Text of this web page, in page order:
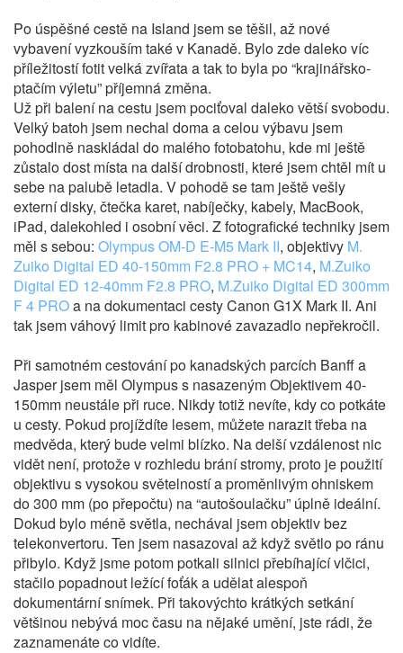
Po úspěšné cestě na Island jsem se těšil, až nové
vybavení vyzkouším také v Kanadě. Bylo zde daleko víc
příležitostí fotit velká zvířata a tak to byla po “krajinářsko-
ptačím výletu” příjemná změna.
Už při balení na cestu jsem pociťoval daleko větší svobodu.
Velký batoh jsem nechal doma a celou výbavu jsem
pohodlně naskládal do malého fotobatohu, kde mi ještě
zůstalo dost místa na další drobnosti, které jsem chtěl mít u
sebe na palubě letadla. V pohodě se tam ještě vešly
externí disky, čtečka karet, nabíječky, kabely, MacBook,
iPad, dalekohled i osobní věci. Z fotografické techniky jsem
měl s sebou: Olympus OM-D E-M5 Mark II, objektivy M.
Zuiko Digital ED 40-150mm F2.8 PRO + MC14, M.Zuiko
Digital ED 12-40mm F2.8 PRO, M.Zuiko Digital ED 300mm
F 4 PROa na dokumentaci cesty Canon G1X Mark II. Ani
tak jsem váhový limit pro kabinové zavazadlo nepřekročil.
Při samotném cestování po kanadských parcích Banff a
Jasper jsem měl Olympus s nasazeným Objektivem 40-
150mm neustále při ruce. Nikdy totiž nevíte, kdy co potkáte
u cesty. Pokud projíždíte lesem, můžete narazit třeba na
medvěda, který bude velmi blízko. Na delší vzdálenost nic
vidět není, protože v rozhledu brání stromy, proto je použití
objektivu s vysokou světelností a proměnlivým ohniskem
do 300 mm (po přepočtu) na “autošoulačku” úplně ideální.
Dokud bylo méně světla, nechával jsem objektiv bez
telekonvertoru. Ten jsem nasazoval až když světlo po ránu
přibylo. Když jsme potom potkali silnici přebíhající vlčici,
stačilo popadnout ležící foťák a udělat alespoň
dokumentární snímek. Při takovýchto krátkých setkání
většinou nebývá moc času na nějaké umění, jste rádi, že
zaznamenáte co vidíte.